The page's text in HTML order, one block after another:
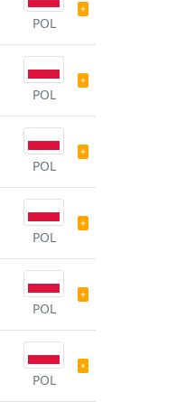
POL
POL
POL
POL
POL
POL